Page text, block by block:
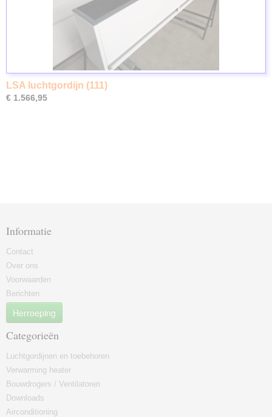
LSA luchtgordijn (111)
€ 1.566,95
Informatie
Contact
Over ons
Voorwaarden
Berichten
Herroeping
Categorieën
Luchtgordijnen en toebehoren
Verwarming heater
Bouwdrogers / Ventilatoren
Downloads
Airconditioning